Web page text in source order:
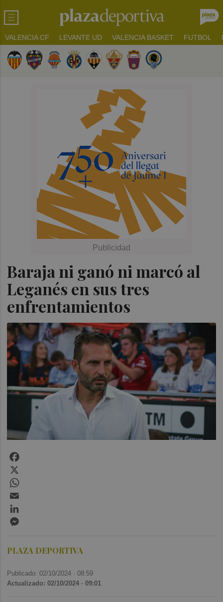
VALENCIA CF LEVANTE UD VALENCIA BASKET FUTBOL
Baraja ni ganó ni marcó al
Leganés en sus tres
enfrentamientos
PLAZA DEPORTIVA
Publicado: 02/10/2024 ·08:59
Actualizado: 02/10/2024 · 09:01